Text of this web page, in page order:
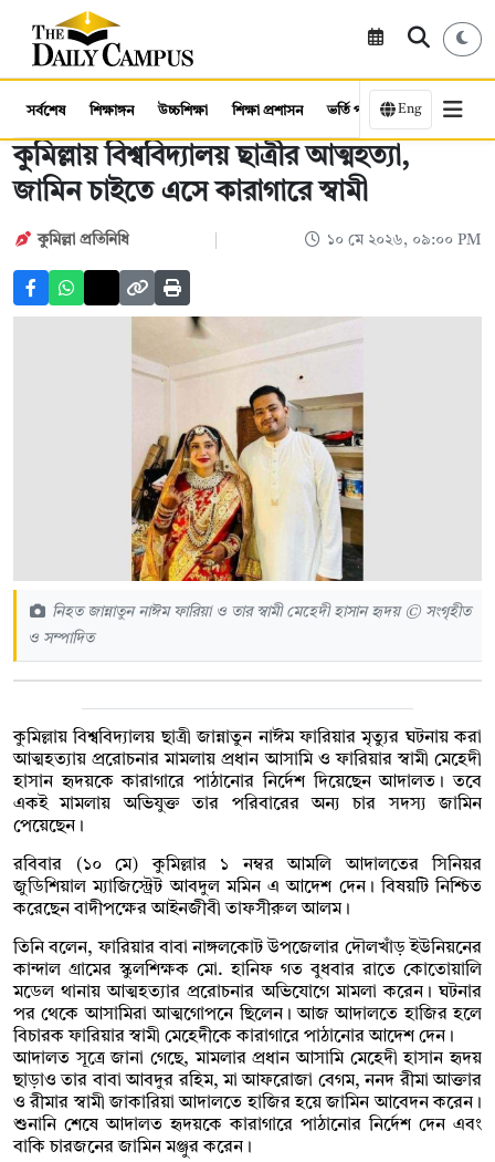
সর্বশেষ শিক্ষাঙ্গন উচ্চশিক্ষা শিক্ষা প্রশাসন ভর্তি পরীক্ষা কর্মসংস্থান
Eng
কুমিল্লায় বিশ্ববিদ্যালয় ছাত্রীর আত্মহত্যা,
জামিন চাইতে এসে কারাগারে স্বামী
কুমিল্লা প্রতিনিধি ১০ মে ২০২৬, ০৯:০০ PM
নিহত জান্নাতুন নাঈম ফারিয়া ও তার স্বামী মেহেদী হাসান হৃদয় © সংগৃহীত
ও সম্পাদিত
কুমিল্লায় বিশ্ববিদ্যালয় ছাত্রী জান্নাতুন নাঈম ফারিয়ার মৃত্যুর ঘটনায় করা
আত্মহত্যায় প্ররোচনার মামলায় প্রধান আসামি ও ফারিয়ার স্বামী মেহেদী
হাসান হৃদয়কে কারাগারে পাঠানোর নির্দেশ দিয়েছেন আদালত। তবে
একই মামলায় অভিযুক্ত তার পরিবারের অন্য চার সদস্য জামিন
পেয়েছেন।
রবিবার (১০ মে) কুমিল্লার ১ নম্বর আমলি আদালতের সিনিয়র
জুডিশিয়াল ম্যাজিস্ট্রেট আবদুল মমিন এ আদেশ দেন। বিষয়টি নিশ্চিত
করেছেন বাদীপক্ষের আইনজীবী তাফসীরুল আলম।
তিনি বলেন, ফারিয়ার বাবা নাঙ্গলকোট উপজেলার দৌলখাঁড় ইউনিয়নের
কান্দাল গ্রামের স্কুলশিক্ষক মো. হানিফ গত বুধবার রাতে কোতোয়ালি
মডেল থানায় আত্মহত্যার প্ররোচনার অভিযোগে মামলা করেন। ঘটনার
পর থেকে আসামিরা আত্মগোপনে ছিলেন। আজ আদালতে হাজির হলে
বিচারক ফারিয়ার স্বামী মেহেদীকে কারাগারে পাঠানোর আদেশ দেন।
আদালত সূত্রে জানা গেছে, মামলার প্রধান আসামি মেহেদী হাসান হৃদয়
ছাড়াও তার বাবা আবদুর রহিম, মা আফরোজা বেগম, ননদ রীমা আক্তার
ও রীমার স্বামী জাকারিয়া আদালতে হাজির হয়ে জামিন আবেদন করেন।
শুনানি শেষে আদালত হৃদয়কে কারাগারে পাঠানোর নির্দেশ দেন এবং
বাকি চারজনের জামিন মঞ্জুর করেন।